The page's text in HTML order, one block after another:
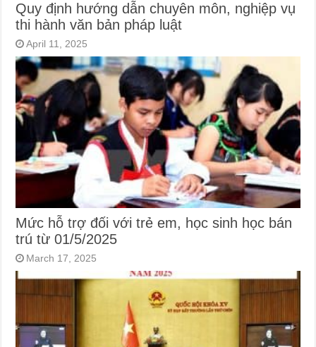
Quy định hướng dẫn chuyên môn, nghiệp vụ
thi hành văn bản pháp luật
April 11, 2025
Mức hỗ trợ đối với trẻ em, học sinh học bán
trú từ 01/5/2025
March 17, 2025